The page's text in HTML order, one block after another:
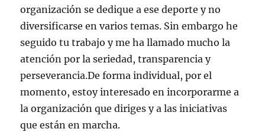
organización se dedique a ese deporte y no
diversificarse en varios temas. Sin embargo he
seguido tu trabajo y me ha llamado mucho la
atención por la seriedad, transparencia y
perseverancia.De forma individual, por el
momento, estoy interesado en incorporarme a
la organización que diriges y a las iniciativas
que están en marcha.